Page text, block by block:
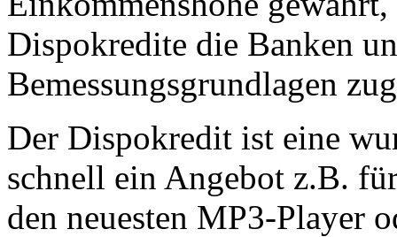
Dispokredite die Banken
Bemessungsgrundlagen
Der Dispokredit ist eine
schnell ein Angebot z.B.
den neuesten MP3-Player